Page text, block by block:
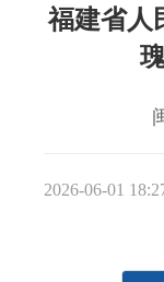
福建省人
2026-06-01